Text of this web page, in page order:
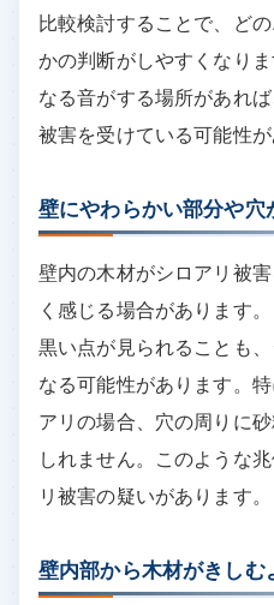
比較検討することで、ど
かの判断がしやすくなり
なる音がする場所があれ
被害を受けている可能性が
壁にやわらかい部分や穴
壁内の木材がシロアリ被
く感じる場合があります
黒い点が見られることも
なる可能性があります。
アリの場合、穴の周りに
しれません。このような
リ被害の疑いがあります。
壁内部から木材がきしむ